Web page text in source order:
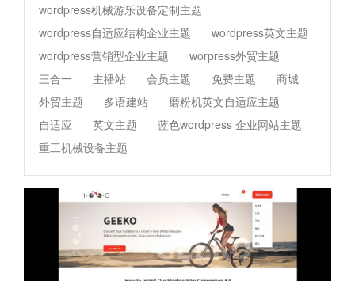
wordpress机械游乐设备定制主题
wordpress自适应结构企业主题
wordpress英文主题
wordpress营销型企业主题
worpress外贸主题
三合一
主播站 会员主题 免费主题
商城
外贸主题
多语建站
磨粉机英文自适应主题
自适应
英文主题
蓝色wordpress 企业网站主题
重工机械设备主题